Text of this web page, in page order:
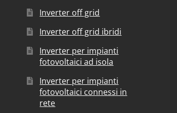
Inverter off grid
Inverter off grid ibridi
Inverter per impianti
fotovoltaici ad isola
Inverter per impianti
fotovoltaici connessi in
rete